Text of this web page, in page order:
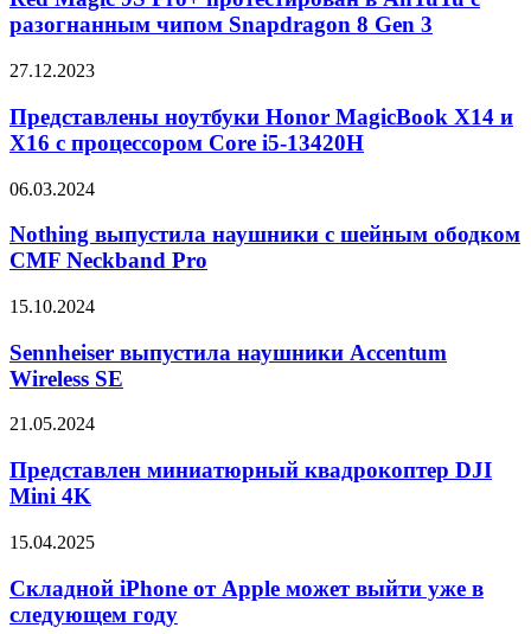
Snapdragon
протестирован
AnTuTu
разогнанным
чипом
8
3
разогнанным чипом Snapdragon 8 Gen 3
Представлены
Honor
MagicBook
X14
X16
процессором
Core
13420H
27.12.2023
Представлены ноутбуки Honor MagicBook X14 и
X16 с процессором Core i5-13420H
Nothing
наушники
с
шейным
CMF
Pro
06.03.2024
Nothing выпустила наушники с шейным ободком
CMF Neckband Pro
Sennheiser
наушники
Accentum
Wireless
15.10.2024
Sennheiser выпустила наушники Accentum
Wireless SE
Представлен
квадрокоптер
DJI
Mini
21.05.2024
Представлен миниатюрный квадрокоптер DJI
Mini 4K
Складной
от
Apple
может
15.04.2025
Складной iPhone от Apple может выйти уже в
следующем году